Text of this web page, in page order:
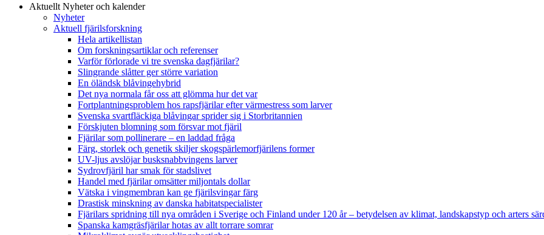
Aktuellt Nyheter och kalender
Nyheter
Aktuell fjärilsforskning
Hela artikellistan
Om forskningsartiklar och referenser
Varför förlorade vi tre svenska dagfjärilar?
Slingrande slåtter ger större variation
En öländsk blåvingehybrid
Det nya normala får oss att glömma hur det var
Fortplantningsproblem hos rapsfjärilar efter värmestress som larver
Svenska svartfläckiga blåvingar sprider sig i Storbritannien
Förskjuten blomning som försvar mot fjäril
Fjärilar som pollinerare – en laddad fråga
Färg, storlek och genetik skiljer skogspärlemorfjärilens former
UV-ljus avslöjar busksnabbvingens larver
Sydrovfjäril har smak för stadslivet
Handel med fjärilar omsätter miljontals dollar
Vätska i vingmembran kan ge fjärilsvingar färg
Drastisk minskning av danska habitatspecialister
Fjärilars spridning till nya områden i Sverige och Finland under 120 år– betydelsen av klimat, landskapstyp och arters
Spanska kamgräsfjärilar hotas av allt torrare somrar